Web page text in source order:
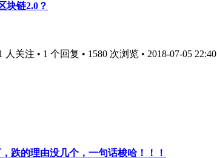
块链2.0？
人关注 • 1 个回复 • 1580 次浏览 • 2018-07-05 22:40
跌的理由没几个，一句话梭哈！！！